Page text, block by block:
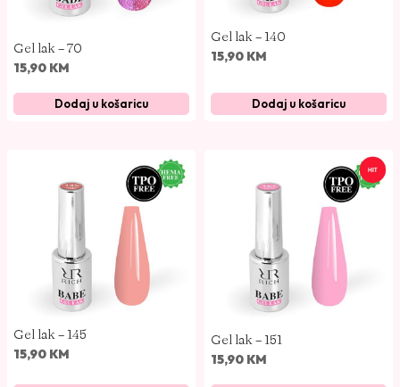
Gel lak – 70
15,90 KM
Dodaj u košaricu
Gel lak – 140
15,90 KM
Dodaj u košaricu
Gel lak – 145
15,90 KM
Gel lak – 151
15,90 KM